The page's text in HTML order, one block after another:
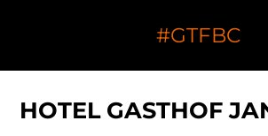
#GTFBC
HOTEL GASTHOF